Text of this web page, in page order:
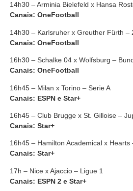
14h30 – Arminia Bielefeld x Hansa
Canais: OneFootball
14h30 – Karlsruher x Greuther Fürth –
Canais: OneFootball
16h30 – Schalke 04 x Wolfsburg –
Canais: OneFootball
16h45 – Milan x Torino – Serie A
Canais: ESPN e Star+
16h45 – Club Brugge x St. Gilloise –
Canais: Star+
16h45 – Hamilton Academical x Hearts
Canais: Star+
17h – Nice x Ajaccio – Ligue 1
Canais: ESPN 2 e Star+